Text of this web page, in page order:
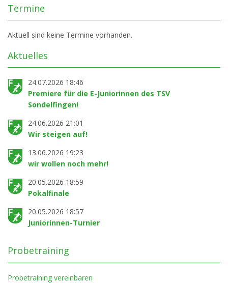
Termine
Aktuell sind keine Termine vorhanden.
Aktuelles
24.07.2026 18:46
Premiere für die E-Juniorinnen des TSV
Sondelfingen!
24.06.2026 21:01
Wir steigen auf!
13.06.2026 19:23
wir wollen noch mehr!
20.05.2026 18:59
Pokalfinale
20.05.2026 18:57
Juniorinnen-Turnier
Probetraining
Probetraining vereinbaren